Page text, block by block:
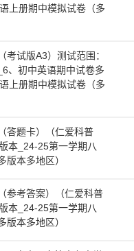
上册期中模拟试卷（多
考试版A3）测试范围：
、初中英语期中试卷多
上册期中模拟试卷（多
答题卡）（仁爱科普
本_24-25第一学期八
版本多地区）
参考答案）（仁爱科普
本_24-25第一学期八
版本多地区）